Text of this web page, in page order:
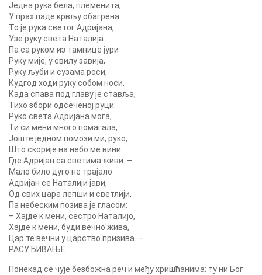
Једна рука бела, племенита,
У прах паде крвљу обагрена
То је рука светог Адријана,
Узе руку света Наталија
Па са руком из тамнице јури
Руку мије, у свилу завија,
Руку љуби и сузама роси,
Кудгод ходи руку собом носи.
Када спава под главу је ставља,
Тихо збори одсеченој руци:
Руко света Адријана мога,
Ти си мени много помагала,
Јоште једном помози ми, руко,
Што скорије на небо ме вини
Где Адријан са светима живи. –
Мало било дуго не трајало
Адријан се Наталији јави,
Од свих цара лепши и светлији,
Па небеским позива је гласом:
– Хајде к мени, сестро Наталијо,
Хајде к мени, буди вечно жива,
Цар те вечни у царство призива. –
РАСУЂИВАЊЕ
Понекад се чује безбожна реч и међу хришћанима: ту ни Бог